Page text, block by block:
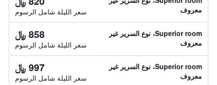
معروف
سعر الليلة شامل الرسوم
Superior room، نوع السرير غير
معروف
858 ﷼
سعر الليلة شامل الرسوم
Superior room، نوع السرير غير
معروف
997 ﷼
سعر الليلة شامل الرسوم